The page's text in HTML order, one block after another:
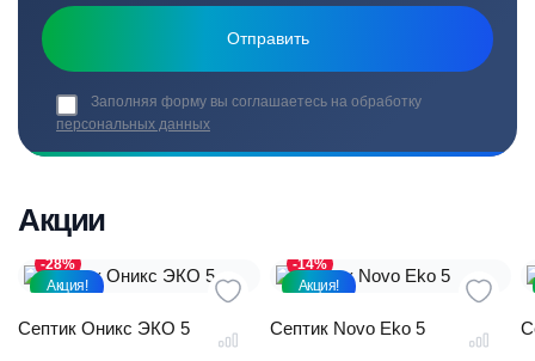
Заполняя форму вы соглашаетесь на обработку
персональных данных
Акции
Акция!
-28%
Септик Оникс ЭКО 5
Акция!
-14%
Септик Novo Eko 5